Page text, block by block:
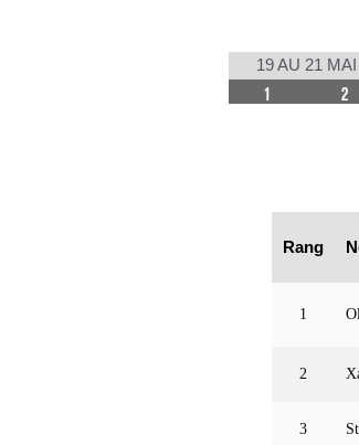
19 AU 21 MAI
1 2
Rang
1
2
3